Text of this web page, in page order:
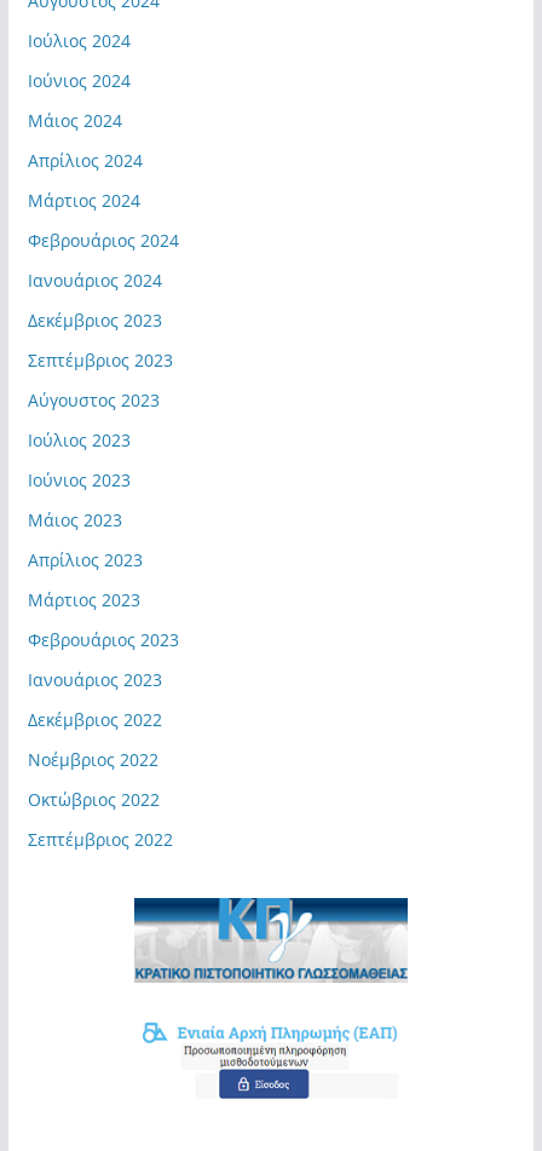
Ιούλιος 2024
Ιούνιος 2024
Μάιος 2024
Απρίλιος 2024
Μάρτιος 2024
Φεβρουάριος 2024
Ιανουάριος 2024
Δεκέμβριος 2023
Σεπτέμβριος 2023
Αύγουστος 2023
Ιούλιος 2023
Ιούνιος 2023
Μάιος 2023
Απρίλιος 2023
Μάρτιος 2023
Φεβρουάριος 2023
Ιανουάριος 2023
Δεκέμβριος 2022
Νοέμβριος 2022
Οκτώβριος 2022
Σεπτέμβριος 2022